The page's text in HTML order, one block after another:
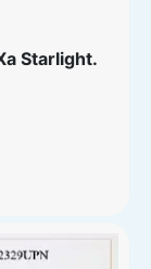
Starlight.